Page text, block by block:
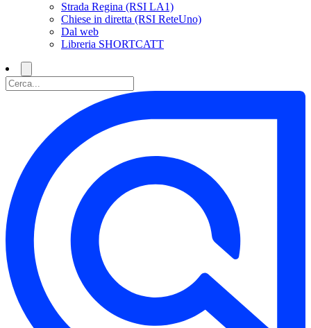
Strada Regina (RSI LA1)
Chiese in diretta (RSI ReteUno)
Dal web
Libreria SHORTCATT